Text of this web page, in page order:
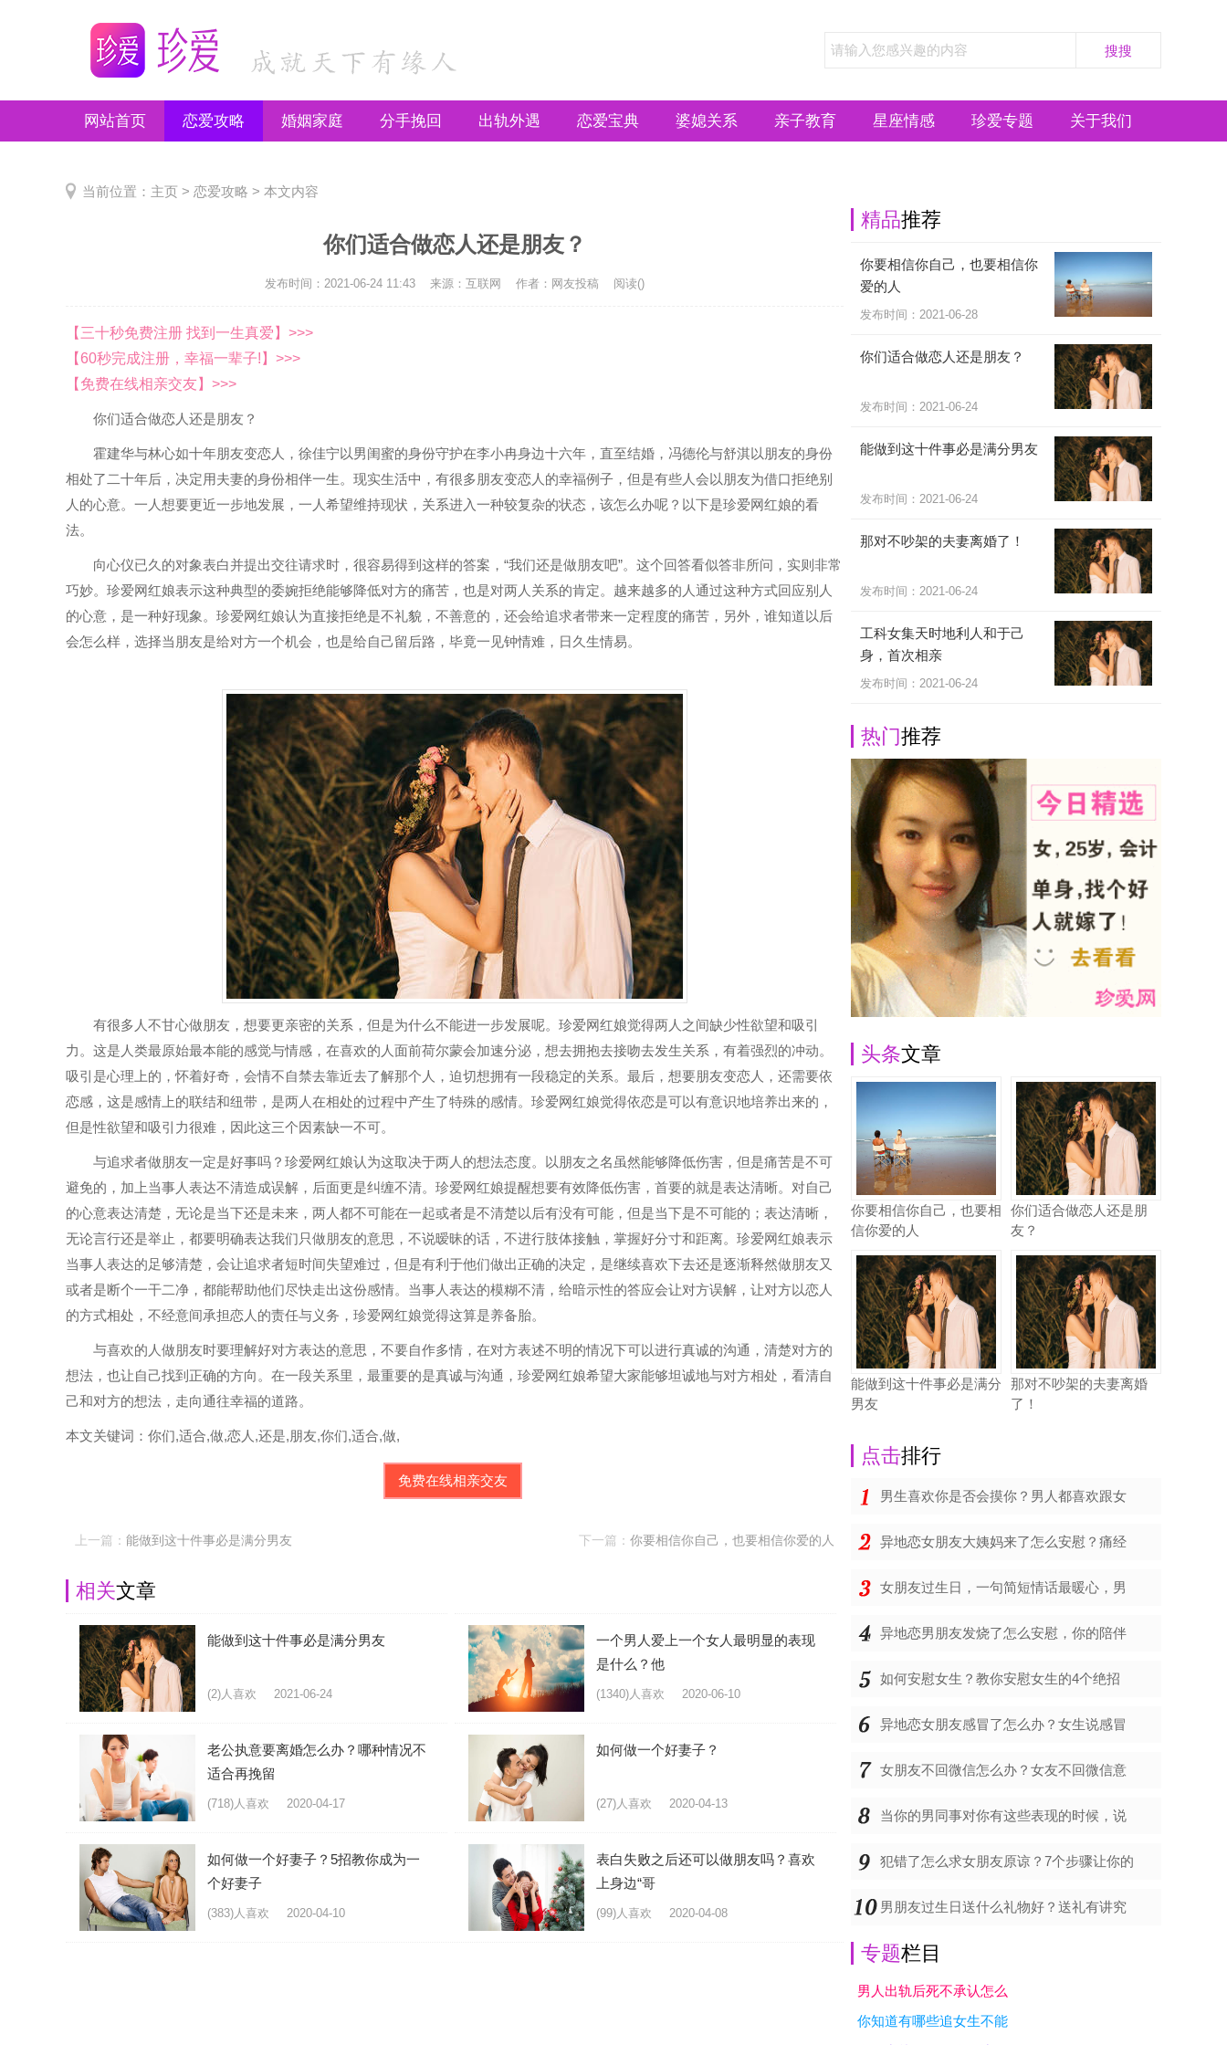
网站首页 恋爱攻略 婚姻家庭 分手挽回 出轨外遇 恋爱宝典 婆媳关系 亲子教育 星座情感 珍爱专题 关于我们
当前位置： 主页 > 恋爱攻略 > 本文内容
你们适合做恋人还是朋友？
发布时间：2021-06-24 11:43 来源：互联网 作者：网友投稿 阅读()
【三十秒免费注册 找到一生真爱】>>>
【60秒完成注册，幸福一辈子!】>>>
【免费在线相亲交友】>>>
你们适合做恋人还是朋友？
霍建华与林心如十年朋友变恋人，徐佳宁以男闺蜜的身份守护在李小冉身边十六年，直至结婚，冯德伦与舒淇以朋友的身份
相处了二十年后，决定用夫妻的身份相伴一生。现实生活中，有很多朋友变恋人的幸福例子，但是有些人会以朋友为借口拒绝别
人的心意。一人想要更近一步地发展，一人希望维持现状，关系进入一种较复杂的状态，该怎么办呢？以下是珍爱网红娘的看
法。
向心仪已久的对象表白并提出交往请求时，很容易得到这样的答案，“我们还是做朋友吧”。这个回答看似答非所问，实则非常
巧妙。珍爱网红娘表示这种典型的委婉拒绝能够降低对方的痛苦，也是对两人关系的肯定。越来越多的人通过这种方式回应别人
的心意，是一种好现象。珍爱网红娘认为直接拒绝是不礼貌，不善意的，还会给追求者带来一定程度的痛苦，另外，谁知道以后
会怎么样，选择当朋友是给对方一个机会，也是给自己留后路，毕竟一见钟情难，日久生情易。
有很多人不甘心做朋友，想要更亲密的关系，但是为什么不能进一步发展呢。珍爱网红娘觉得两人之间缺少性欲望和吸引
力。这是人类最原始最本能的感觉与情感，在喜欢的人面前荷尔蒙会加速分泌，想去拥抱去接吻去发生关系，有着强烈的冲动。
吸引是心理上的，怀着好奇，会情不自禁去靠近去了解那个人，迫切想拥有一段稳定的关系。最后，想要朋友变恋人，还需要依
恋感，这是感情上的联结和纽带，是两人在相处的过程中产生了特殊的感情。珍爱网红娘觉得依恋是可以有意识地培养出来的，
但是性欲望和吸引力很难，因此这三个因素缺一不可。
与追求者做朋友一定是好事吗？珍爱网红娘认为这取决于两人的想法态度。以朋友之名虽然能够降低伤害，但是痛苦是不可
避免的，加上当事人表达不清造成误解，后面更是纠缠不清。珍爱网红娘提醒想要有效降低伤害，首要的就是表达清晰。对自己
的心意表达清楚，无论是当下还是未来，两人都不可能在一起或者是不清楚以后有没有可能，但是当下是不可能的；表达清晰，
无论言行还是举止，都要明确表达我们只做朋友的意思，不说暧昧的话，不进行肢体接触，掌握好分寸和距离。珍爱网红娘表示
当事人表达的足够清楚，会让追求者短时间失望难过，但是有利于他们做出正确的决定，是继续喜欢下去还是逐渐释然做朋友又
或者是断个一干二净，都能帮助他们尽快走出这份感情。当事人表达的模糊不清，给暗示性的答应会让对方误解，让对方以恋人
的方式相处，不经意间承担恋人的责任与义务，珍爱网红娘觉得这算是养备胎。
与喜欢的人做朋友时要理解好对方表达的意思，不要自作多情，在对方表述不明的情况下可以进行真诚的沟通，清楚对方的
想法，也让自己找到正确的方向。在一段关系里，最重要的是真诚与沟通，珍爱网红娘希望大家能够坦诚地与对方相处，看清自
己和对方的想法，走向通往幸福的道路。
本文关键词：你们,适合,做,恋人,还是,朋友,你们,适合,做,
免费在线相亲交友
上一篇： 能做到这十件事必是满分男友 下一篇： 你要相信你自己，也要相信你爱的人
相关文章
能做到这十件事必是满分男友
(2)人喜欢 2021-06-24
一个男人爱上一个女人最明显的表现
是什么？他
(1340)人喜欢 2020-06-10
老公执意要离婚怎么办？哪种情况不
适合再挽留
(718)人喜欢 2020-04-17
如何做一个好妻子？
(27)人喜欢 2020-04-13
如何做一个好妻子？5招教你成为一
个好妻子
(383)人喜欢 2020-04-10
表白失败之后还可以做朋友吗？喜欢
上身边“哥
(99)人喜欢 2020-04-08
精品推荐
你要相信你自己，也要相信你
爱的人
发布时间：2021-06-28
你们适合做恋人还是朋友？
发布时间：2021-06-24
能做到这十件事必是满分男友
发布时间：2021-06-24
那对不吵架的夫妻离婚了！
发布时间：2021-06-24
工科女集天时地利人和于己
身，首次相亲
发布时间：2021-06-24
热门推荐
头条文章
你要相信你自己，也要相
信你爱的人
你们适合做恋人还是朋
友？
能做到这十件事必是满分
男友
那对不吵架的夫妻离婚
了！
点击排行
男生喜欢你是否会摸你？男人都喜欢跟女
异地恋女朋友大姨妈来了怎么安慰？痛经
女朋友过生日，一句简短情话最暖心，男
异地恋男朋友发烧了怎么安慰，你的陪伴
如何安慰女生？教你安慰女生的4个绝招
异地恋女朋友感冒了怎么办？女生说感冒
女朋友不回微信怎么办？女友不回微信意
当你的男同事对你有这些表现的时候，说
犯错了怎么求女朋友原谅？7个步骤让你的
男朋友过生日送什么礼物好？送礼有讲究
专题栏目
男人出轨后死不承认怎么
你知道有哪些追女生不能